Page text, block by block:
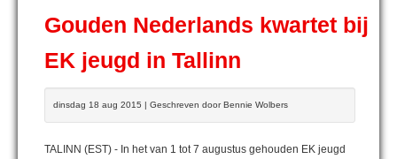
Gouden Nederlands kwartet bij
EK jeugd in Tallinn
dinsdag 18 aug 2015 | Geschreven door Bennie Wolbers
TALINN (EST) - In het van 1 tot 7 augustus gehouden EK jeugd